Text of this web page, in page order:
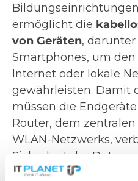
ermöglicht die
von Geräten,
Smartphones, um
Internet oder lokale
gewährleisten. Damit
müssen die
Router, dem
WLAN-Netzwerks,
Sicherheit der Daten
Zugriffen zu